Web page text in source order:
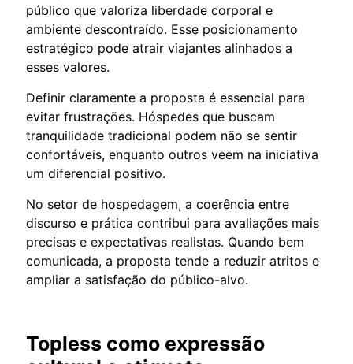
público que valoriza liberdade corporal e
ambiente descontraído. Esse posicionamento
estratégico pode atrair viajantes alinhados a
esses valores.
Definir claramente a proposta é essencial para
evitar frustrações. Hóspedes que buscam
tranquilidade tradicional podem não se sentir
confortáveis, enquanto outros veem na iniciativa
um diferencial positivo.
No setor de hospedagem, a coerência entre
discurso e prática contribui para avaliações mais
precisas e expectativas realistas. Quando bem
comunicada, a proposta tende a reduzir atritos e
ampliar a satisfação do público-alvo.
Topless como expressão